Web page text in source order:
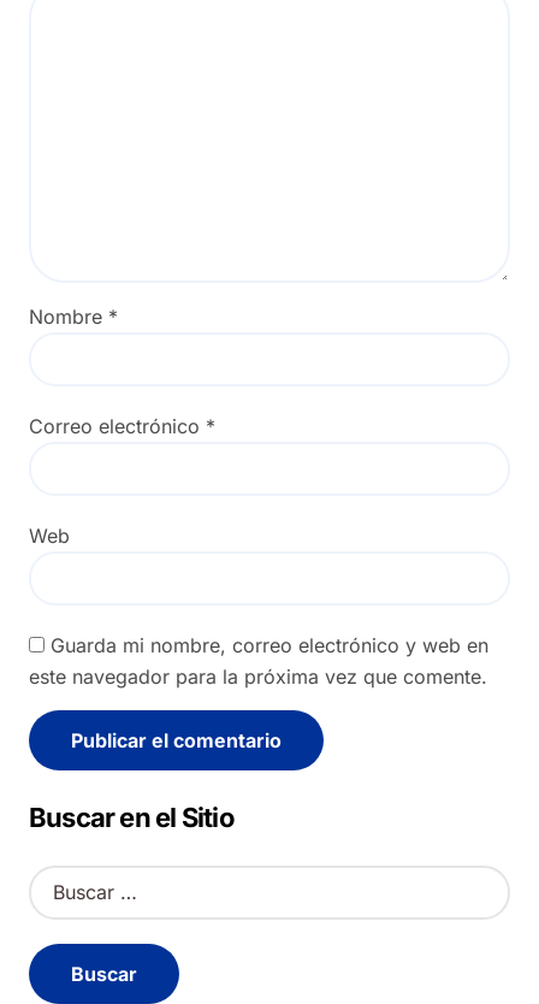
Nombre *
Correo electrónico *
Web
Guarda mi nombre, correo electrónico y web en
este navegador para la próxima vez que comente.
Buscar en el Sitio
B
u
c
a